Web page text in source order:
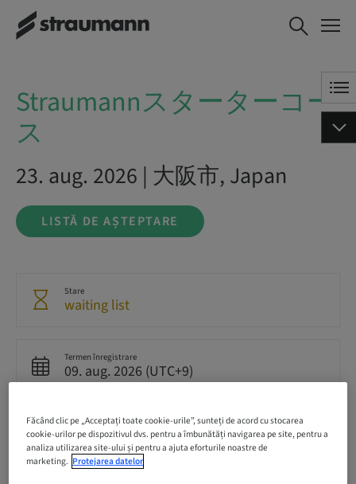
Straumannスタータ
ーコース
LISTĂ DE AȘTEPTARE
Straumannスターターコー
ス
23. aug. 2026 | 大阪市, Japan
LISTĂ DE AȘTEPTARE
Stare
waiting list
Termen înregistrare
09. aug. 2026 (UTC+9)
Preț per participant (se aplică taxe locale)
JPY 30000.00
Făcând clic pe „Acceptați toate cookie-urile”, sunteți de acord cu stocarea
cookie-urilor pe dispozitivul dvs. pentru a îmbunătăți navigarea pe site, pentru a
analiza utilizarea site-ului și pentru a ajuta eforturile noastre de
marketing. Protejarea datelor